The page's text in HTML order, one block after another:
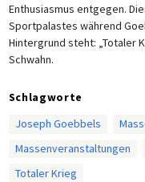
Enthusiasmus entgegen.
Sportpalastes während
Hintergrund steht: „Totaler
Schwahn.
Schlagworte
Joseph Goebbels
Massenveranstaltungen
Totaler Krieg